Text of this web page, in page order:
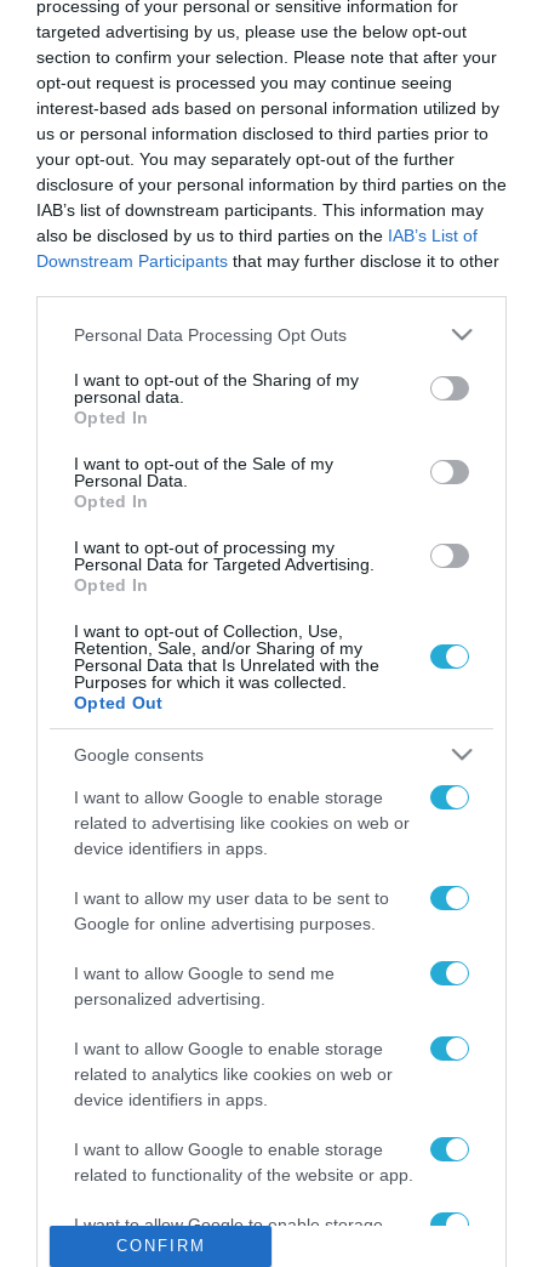
processing of your personal or sensitive information for
targeted advertising by us, please use the below opt-out
section to confirm your selection. Please note that after your
opt-out request is processed you may continue seeing
interest-based ads based on personal information utilized by
us or personal information disclosed to third parties prior to
your opt-out. You may separately opt-out of the further
disclosure of your personal information by third parties on the
IAB’s list of downstream participants. This information may
also be disclosed by us to third parties on the IAB’s List of
Downstream Participants that may further disclose it to other
Please note that this website/app uses one or more Google
not limited to your visit or usage behaviour. You may click to
grant or deny consent to Google and its third-party tags to
use your data for below specified purposes in below Google
consent section.
Personal Data Processing Opt Outs
I want to opt-out of the Sharing of my
personal data.
Opted In
I want to opt-out of the Sale of my
Personal Data.
Opted In
I want to opt-out of processing my
Personal Data for Targeted Advertising.
Opted In
I want to opt-out of Collection, Use,
Retention, Sale, and/or Sharing of my
Personal Data that Is Unrelated with the
Purposes for which it was collected.
Opted Out
Google consents
I want to allow Google to enable storage
related to advertising like cookies on web or
device identifiers in apps.
I want to allow my user data to be sent to
Google for online advertising purposes.
I want to allow Google to send me
personalized advertising.
I want to allow Google to enable storage
related to analytics like cookies on web or
device identifiers in apps.
I want to allow Google to enable storage
related to functionality of the website or app.
I want to allow Google to enable storage
related to personalization.
CONFIRM
ΡΟΗ ΕΙΔΗΣΕΩΝ
Το χρηματοδοτούμενο
από την ΕΕ έργο “The
Gaming Police”
ενισχύει την ασφάλεια
των παιδιών στο
31.07.2026
ΑΑΔΕ: Διευκρινίσεις
για τα πρόστιμα σε
παραβάσεις που
31.07.2026
Τεχνητή Νοημοσύνη
δεν είναι απλώς μια
νέα τεχνολογία, είναι
επανάσταση»
31.07.2026
Νέος οδηγός του ΕΚΤ
για τη χρηματοδότηση
των ελληνικών
επιχειρήσεων στον
χώρο της άμυνας